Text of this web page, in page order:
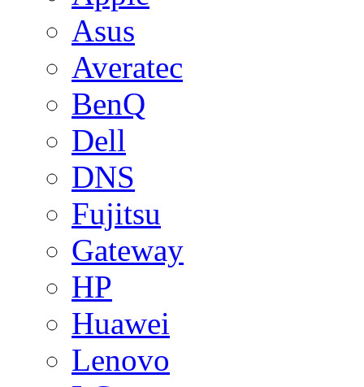
Asus
Averatec
BenQ
Dell
DNS
Fujitsu
Gateway
HP
Huawei
Lenovo